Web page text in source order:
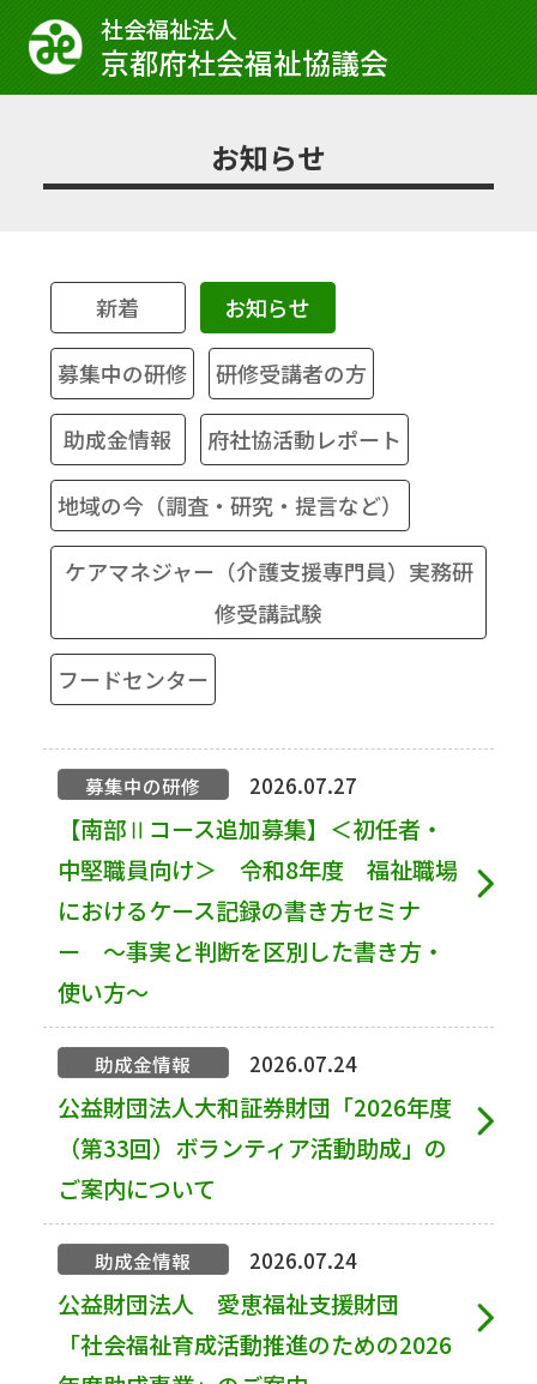
社会福祉法⼈
京都府社会福祉協議会
お知らせ
新着 お知らせ
募集中の研修 研修受講者の方
助成金情報 府社協活動レポート
地域の今（調査・研究・提言など）
ケアマネジャー（介護支援専門員）実務研
修受講試験
フードセンター
募集中の研修 2026.07.27
【南部Ⅱコース追加募集】＜初任者・
中堅職員向け＞ 令和8年度 福祉職場
におけるケース記録の書き方セミナ
ー ～事実と判断を区別した書き方・
使い方～
助成金情報 2026.07.24
公益財団法人大和証券財団「2026年度
（第33回）ボランティア活動助成」の
ご案内について
助成金情報 2026.07.24
公益財団法人 愛恵福祉支援財団
「社会福祉育成活動推進のための2026